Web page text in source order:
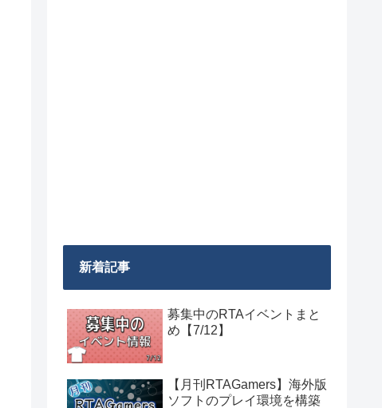
新着記事
募集中のRTAイベントまと
め【7/12】
【月刊RTAGamers】海外版
ソフトのプレイ環境を構築